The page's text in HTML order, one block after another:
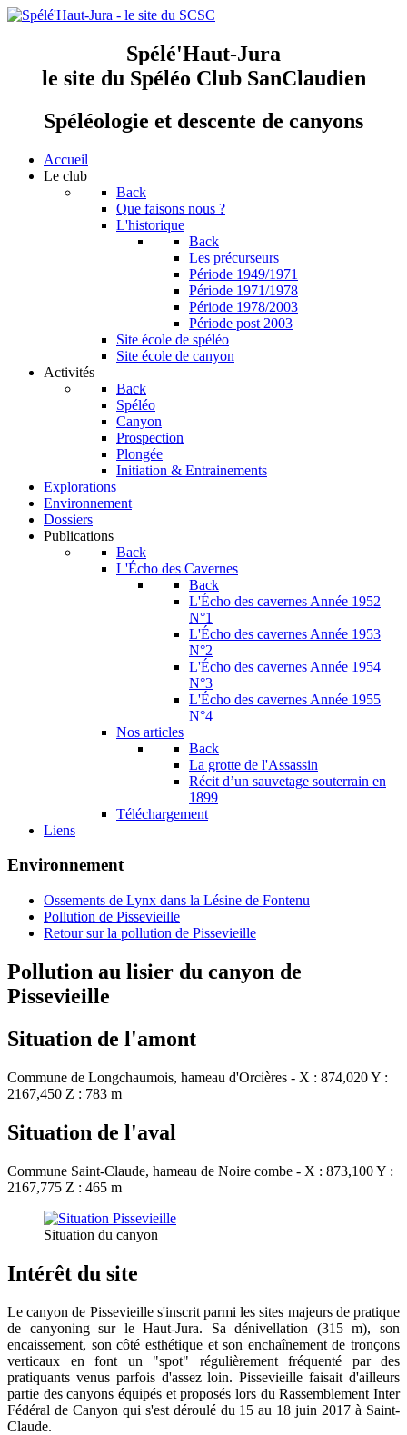
Spélé'Haut-Jura
le site du Spéléo Club SanClaudien
Spéléologie et descente de canyons
Accueil
Le club
Back
Que faisons nous ?
L'historique
Back
Les précurseurs
Période 1949/1971
Période 1971/1978
Période 1978/2003
Période post 2003
Site école de spéléo
Site école de canyon
Activités
Back
Spéléo
Canyon
Prospection
Plongée
Initiation & Entrainements
Explorations
Environnement
Dossiers
Publications
Back
L'Écho des Cavernes
Back
L'Écho des cavernes Année 1952
N°1
L'Écho des cavernes Année 1953
N°2
L'Écho des cavernes Année 1954
N°3
L'Écho des cavernes Année 1955
N°4
Nos articles
Back
La grotte de l'Assassin
Récit d’un sauvetage souterrain en
1899
Téléchargement
Liens
Environnement
Ossements de Lynx dans la Lésine de Fontenu
Pollution de Pissevieille
Retour sur la pollution de Pissevieille
Pollution au lisier du canyon de
Pissevieille
Situation de l'amont
Commune de Longchaumois, hameau d'Orcières - X : 874,020 Y :
2167,450 Z : 783 m
Situation de l'aval
Commune Saint-Claude, hameau de Noire combe - X : 873,100 Y :
2167,775 Z : 465 m
Situation du canyon
Intérêt du site
Le canyon de Pissevieille s'inscrit parmi les sites majeurs de pratique
de canyoning sur le Haut-Jura. Sa dénivellation (315 m), son
encaissement, son côté esthétique et son enchaînement de tronçons
verticaux en font un "spot" régulièrement fréquenté par des
pratiquants venus parfois d'assez loin. Pissevieille faisait d'ailleurs
partie des canyons équipés et proposés lors du Rassemblement Inter
Fédéral de Canyon qui s'est déroulé du 15 au 18 juin 2017 à Saint-
Claude.